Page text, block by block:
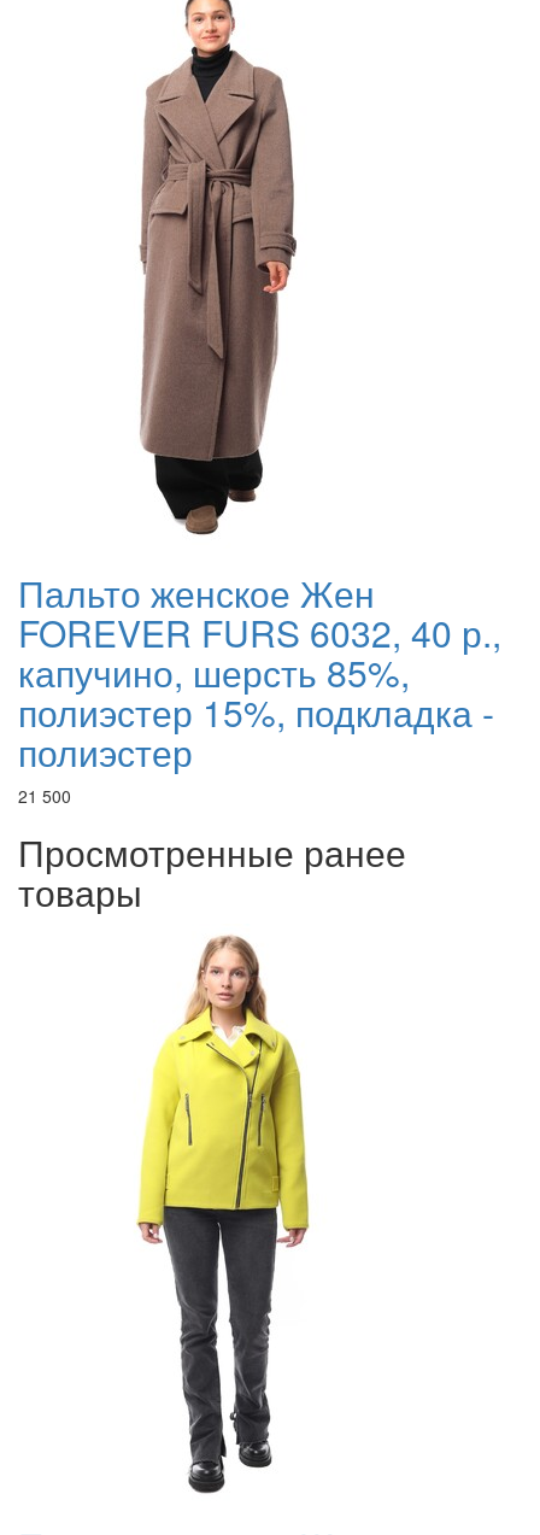
Пальто женское Жен
FOREVER FURS 6032, 40 р.,
капучино, шерсть 85%,
полиэстер 15%, подкладка -
полиэстер
21 500
Просмотренные ранее
товары